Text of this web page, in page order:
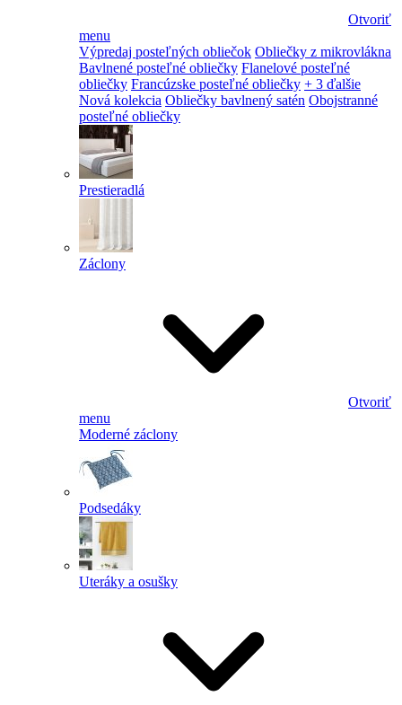
Otvoriť
menu
Výpredaj posteľných obliečok Obliečky z mikrovlákna
Bavlnené posteľné obliečky Flanelové posteľné
obliečky Francúzske posteľné obliečky + 3 ďalšie
Nová kolekcia Obliečky bavlnený satén Obojstranné
posteľné obliečky
Prestieradlá
Záclony
Otvoriť
menu
Moderné záclony
Podsedáky
Uteráky a osušky